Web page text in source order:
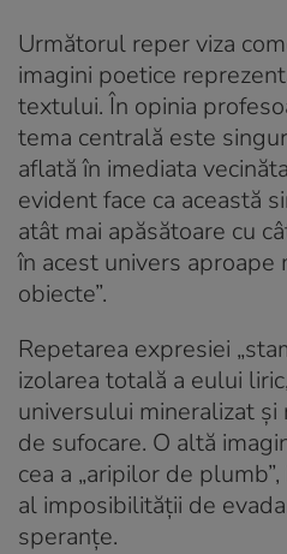
Următorul reper viza
imagini poetice
textului. În opinia
tema centrală este
aflată în imediata
evident face ca această
atât mai apăsătoare cu
în acest univers aproape
obiecte”.
Repetarea expresiei
izolarea totală a eului
universului mineralizat și
de sufocare. O altă
cea a „aripilor de
al imposibilității de
speranțe.